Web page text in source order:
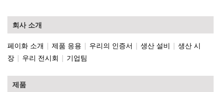
회사 소개
페이화 소개 | 제품 응용 | 우리의 인증서 | 생산 설비 | 생산 시
장 | 우리 전시회 | 기업팀
제품